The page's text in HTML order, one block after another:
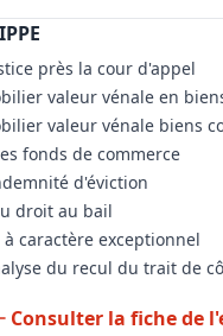
près la cour d'appel
valeur vénale en
valeur vénale biens
fonds de commerce
d'éviction
droit au bail
caractère exceptionnel
du recul du trait de
Consulter la fiche de